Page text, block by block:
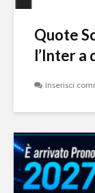
Quote
l’Inter a
Inserisci